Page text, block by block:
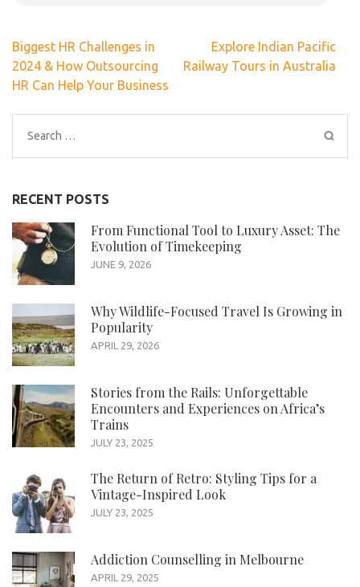
Post
navigation
Biggest HR Challenges in
2024 & How Outsourcing
HR Can Help Your Business
Explore Indian Pacific
Railway Tours in Australia
Search
for:
RECENT POSTS
From Functional Tool to Luxury Asset: The
Evolution of Timekeeping
JUNE 9, 2026
Why Wildlife-Focused Travel Is Growing in
Popularity
APRIL 29, 2026
Stories from the Rails: Unforgettable
Encounters and Experiences on Africa’s
Trains
JULY 23, 2025
The Return of Retro: Styling Tips for a
Vintage-Inspired Look
JULY 23, 2025
Addiction Counselling in Melbourne
APRIL 29, 2025